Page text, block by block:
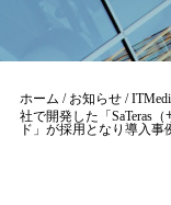
ホーム お知らせ
社で開発した「SaTeras
ド」が採用となり導入